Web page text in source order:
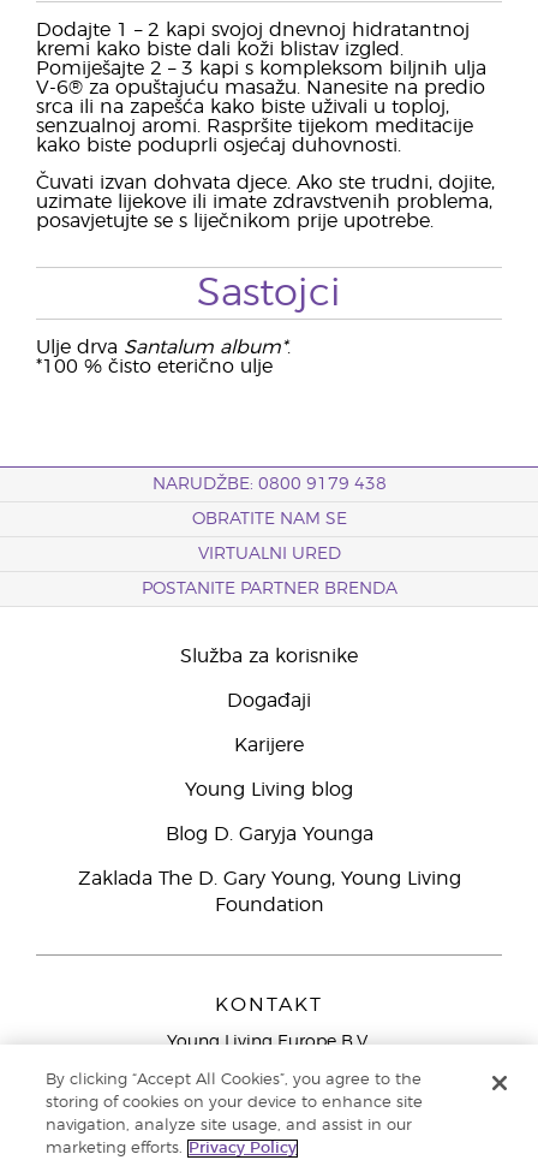
Dodajte 1 – 2 kapi svojoj dnevnoj hidratantnoj
kremi kako biste dali koži blistav izgled.
Pomiješajte 2 – 3 kapi s kompleksom biljnih ulja
V-6® za opuštajuću masažu. Nanesite na predio
srca ili na zapešća kako biste uživali u toploj,
senzualnoj aromi. Raspršite tijekom meditacije
kako biste poduprli osjećaj duhovnosti.
Čuvati izvan dohvata djece. Ako ste trudni, dojite,
uzimate lijekove ili imate zdravstvenih problema,
posavjetujte se s liječnikom prije upotrebe.
Sastojci
Ulje drva Santalum album*.
*100 % čisto eterično ulje
NARUDŽBE: 0800 9179 438
OBRATITE NAM SE
VIRTUALNI URED
POSTANITE PARTNER BRENDA
Služba za korisnike
Događaji
Karijere
Young Living blog
Blog D. Garyja Younga
Zaklada The D. Gary Young, Young Living
Foundation
KONTAKT
Young Living Europe B.V.
9727 AJ Groningen
Sjedište tvrtke Young Living Europe Ltd.:
By clicking “Accept All Cookies”, you agree to the
storing of cookies on your device to enhance site
navigation, analyze site usage, and assist in our
marketing efforts.
Privacy Policy